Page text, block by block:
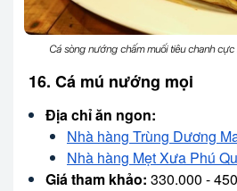
Cá sòng nướng chấm muối tiêu chanh
16. Cá mú nướng mọi
Địa chỉ ăn ngon:
Nhà hàng Trùng Dương
Nhà hàng Mẹt Xưa Phú
Giá tham khảo: 330.000 -